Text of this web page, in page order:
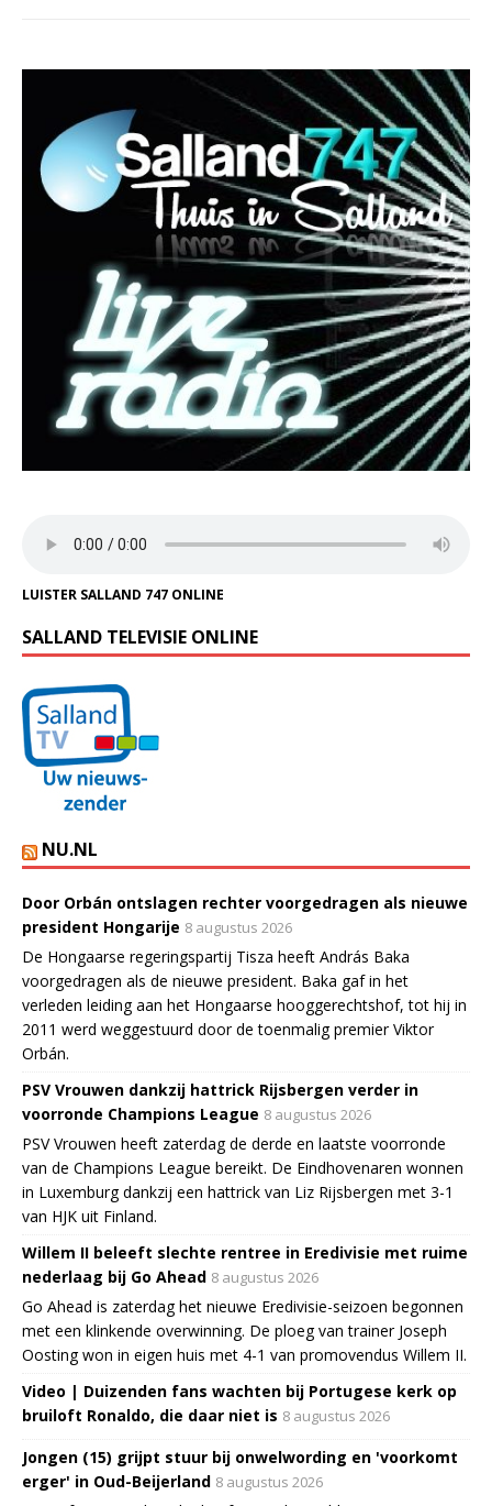
LUISTER SALLAND 747 ONLINE
SALLAND TELEVISIE ONLINE
NU.NL
Door Orbán ontslagen rechter voorgedragen als nieuwe
president Hongarije 8 augustus 2026
De Hongaarse regeringspartij Tisza heeft András Baka
voorgedragen als de nieuwe president. Baka gaf in het
verleden leiding aan het Hongaarse hooggerechtshof, tot hij in
2011 werd weggestuurd door de toenmalig premier Viktor
Orbán.
PSV Vrouwen dankzij hattrick Rijsbergen verder in
voorronde Champions League 8 augustus 2026
PSV Vrouwen heeft zaterdag de derde en laatste voorronde
van de Champions League bereikt. De Eindhovenaren wonnen
in Luxemburg dankzij een hattrick van Liz Rijsbergen met 3-1
van HJK uit Finland.
Willem II beleeft slechte rentree in Eredivisie met ruime
nederlaag bij Go Ahead 8 augustus 2026
Go Ahead is zaterdag het nieuwe Eredivisie-seizoen begonnen
met een klinkende overwinning. De ploeg van trainer Joseph
Oosting won in eigen huis met 4-1 van promovendus Willem II.
Video | Duizenden fans wachten bij Portugese kerk op
bruiloft Ronaldo, die daar niet is 8 augustus 2026
Jongen (15) grijpt stuur bij onwelwording en 'voorkomt
erger' in Oud-Beijerland 8 augustus 2026